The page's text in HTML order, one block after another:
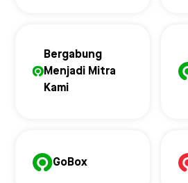
Bergabung
Menjadi Mitra
Kami
GoBox